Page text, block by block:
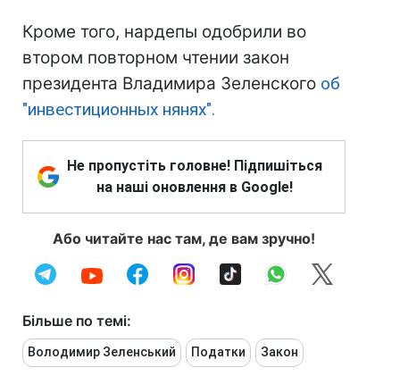
Кроме того, нардепы одобрили во
втором повторном чтении закон
президента Владимира Зеленского об
"инвестиционных нянях".
Не пропустіть головне! Підпишіться
на наші оновлення в Google!
Або читайте нас там, де вам зручно!
Більше по темі:
Володимир Зеленський Податки Закон